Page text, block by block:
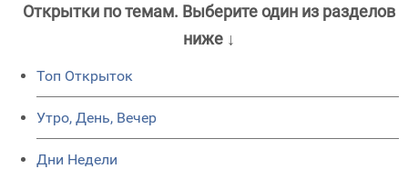
Открытки по темам. Выберите один из разделов
ниже ↓
Топ Открыток
Утро, День, Вечер
Дни Недели